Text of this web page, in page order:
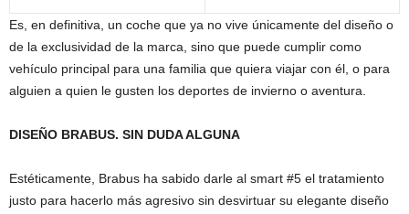
Es, en definitiva, un coche que ya no vive únicamente del diseño o
de la exclusividad de la marca, sino que puede cumplir como
vehículo principal para una familia que quiera viajar con él, o para
alguien a quien le gusten los deportes de invierno o aventura.
DISEÑO BRABUS. SIN DUDA ALGUNA
Estéticamente, Brabus ha sabido darle al smart #5 el tratamiento
justo para hacerlo más agresivo sin desvirtuar su elegante diseño